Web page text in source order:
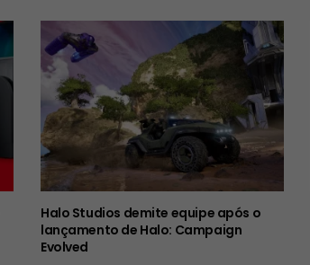
Halo Studios demite equipe após o
lançamento de Halo: Campaign
Evolved